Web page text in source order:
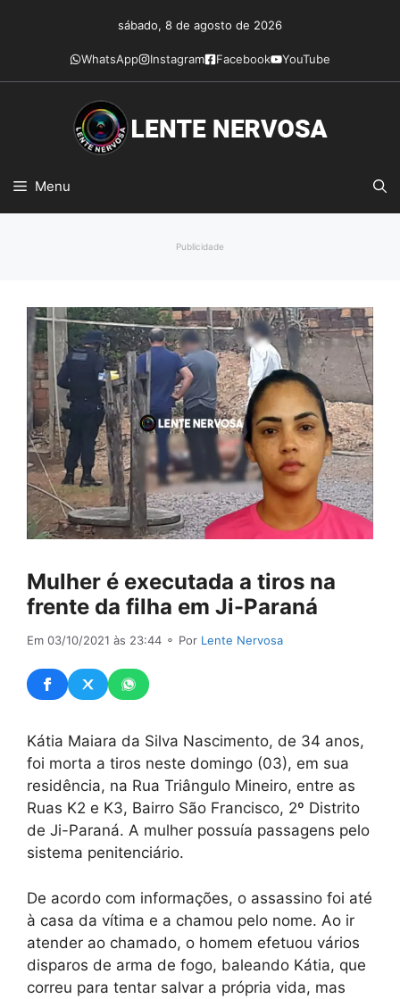
conteúdo
sábado, 8 de agosto de 2026
WhatsApp Instagram Facebook YouTube
Menu
Publicidade
Mulher é executada a tiros na
frente da filha em Ji-Paraná
Em 03/10/2021 às 23:44 ⚬ Por Lente Nervosa
Kátia Maiara da Silva Nascimento, de 34 anos,
foi morta a tiros neste domingo (03), em sua
residência, na Rua Triângulo Mineiro, entre as
Ruas K2 e K3, Bairro São Francisco, 2º Distrito
de Ji-Paraná. A mulher possuía passagens pelo
sistema penitenciário.
De acordo com informações, o assassino foi até
à casa da vítima e a chamou pelo nome. Ao ir
atender ao chamado, o homem efetuou vários
disparos de arma de fogo, baleando Kátia, que
correu para tentar salvar a própria vida, mas